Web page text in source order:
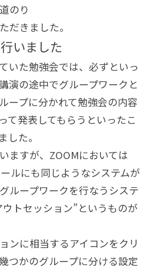
のり
だきました。
いました
いた勉強会では、必ずといっ
演の途中でグループワークと
ープに分かれて勉強会の内容
て発表してもらうといったこ
した。
ますが、ZOOMにおいては
ールにも同じようなシステムが
ループワークを行なうシステ
トセッション”というものが
ンに相当するアイコンをクリ
つかのグループに分ける設定